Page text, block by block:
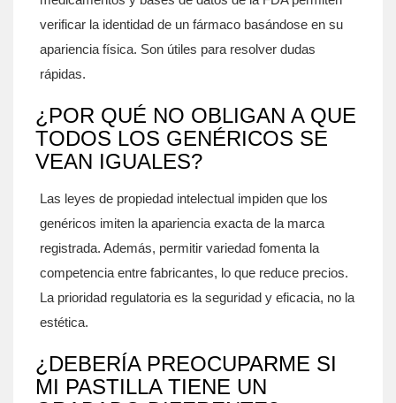
verificar la identidad de un fármaco basándose en su
apariencia física. Son útiles para resolver dudas
rápidas.
¿POR QUÉ NO OBLIGAN A QUE
TODOS LOS GENÉRICOS SE
VEAN IGUALES?
Las leyes de propiedad intelectual impiden que los
genéricos imiten la apariencia exacta de la marca
registrada. Además, permitir variedad fomenta la
competencia entre fabricantes, lo que reduce precios.
La prioridad regulatoria es la seguridad y eficacia, no la
estética.
¿DEBERÍA PREOCUPARME SI
MI PASTILLA TIENE UN